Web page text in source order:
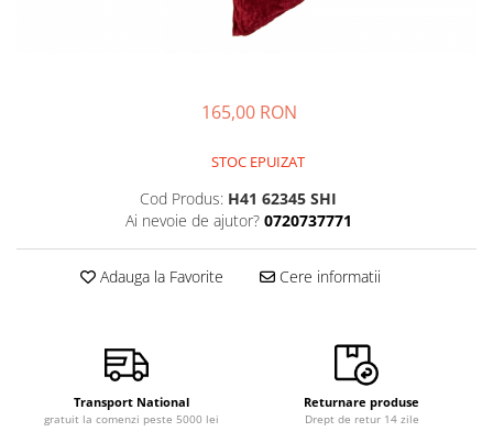
165,00 RON
STOC EPUIZAT
Cod Produs: H41 62345 SHI
Ai nevoie de ajutor? 0720737771
Adauga la Favorite Cere informatii
Transport National
gratuit la comenzi peste 5000 lei
Returnare produse
Drept de retur 14 zile